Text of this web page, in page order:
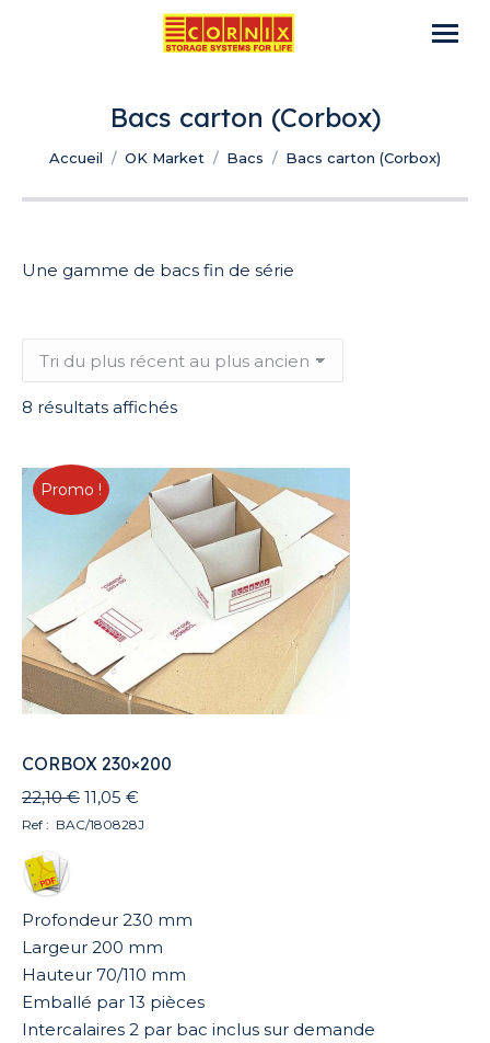
Bacs carton (Corbox)
Vous êtes ici :
Accueil OK Market Bacs Bacs carton (Corbox)
Une gamme de bacs fin de série
8 résultats affichésTrié
récent
au
plus
ancien
Promo !
CORBOX 230×200
22,10€ Le
prix
11,05 €
prix
Ref : BAC/180828J
Profondeur 230 mm
Largeur 200 mm
Hauteur 70/110 mm
Emballé par 13 pièces
Intercalaires 2 par bac inclus sur demande